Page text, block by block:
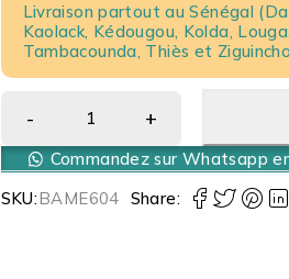
Livraison partout au Sénégal
Kaolack, Kédougou, Kolda,
Tambacounda, Thiès et
Commandez sur Whatsapp
SKU:BAME604 Share: